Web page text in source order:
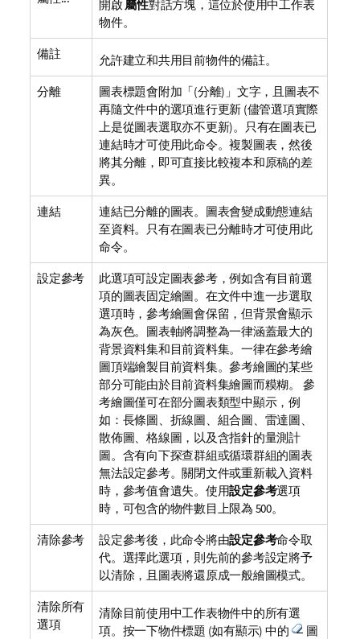
開啟屬性對話方塊，這位於使用中工作表
物件。
備註 允許建立和共用目前物件的備註。
分離
圖表標題會附加「(分離)」文字，且圖表不
再隨文件中的選項進行更新 (儘管選項實際
上是從圖表選取亦不更新)。只有在圖表已
連結時才可使用此命令。複製圖表，然後
將其分離，即可直接比較複本和原稿的差
異。
連結
連結已分離的圖表。圖表會變成動態連結
至資料。只有在圖表已分離時才可使用此
命令。
設定參考
此選項可設定圖表參考，例如含有目前選
項的圖表固定繪圖。在文件中進一步選取
選項時，參考繪圖會保留，但背景會顯示
為灰色。圖表軸將調整為一律涵蓋最大的
背景資料集和目前資料集。一律在參考繪
圖頂端繪製目前資料集。參考繪圖的某些
部分可能由於目前資料集繪圖而糢糊。 參
考繪圖僅可在部分圖表類型中顯示，例
如：長條圖、折線圖、組合圖、雷達圖、
散佈圖、格線圖，以及含指針的量測計
圖。含有向下探查群組或循環群組的圖表
無法設定參考。關閉文件或重新載入資料
時，參考值會遺失。使用設定參考選項
時，可包含的物件數目上限為 500。
清除參考 設定參考後，此命令將由設定參考命令取
代。選擇此選項，則先前的參考設定將予
以清除，且圖表將還原成一般繪圖模式。
清除所有
選項
清除目前使用中工作表物件中的所有選
項。按一下物件標題 (如有顯示) 中的
圖